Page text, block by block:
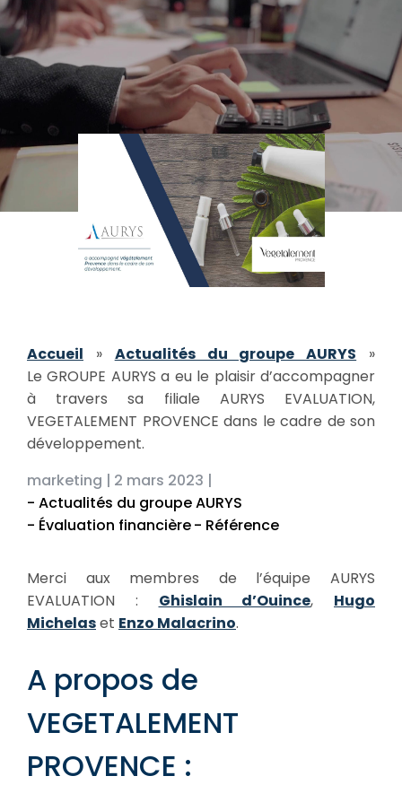
Accueil » Actualités du groupe AURYS »
Le GROUPE AURYS a eu le plaisir d’accompagner
à travers sa filiale AURYS EVALUATION,
VEGETALEMENT PROVENCE dans le cadre de son
développement.
marketing | 2 mars 2023 |
- Actualités du groupe AURYS
- Évaluation financière- Référence
Merci aux membres de l’équipe AURYS
EVALUATION : Ghislain d’Ouince, Hugo
Michelaset Enzo Malacrino.
A propos de
VEGETALEMENT
PROVENCE :